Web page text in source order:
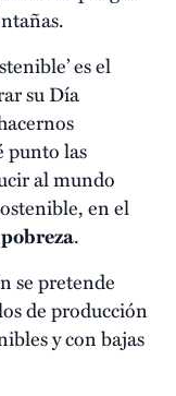
es el
su Día
punto las
al mundo
en el
.
se pretende
de producción
y con bajas